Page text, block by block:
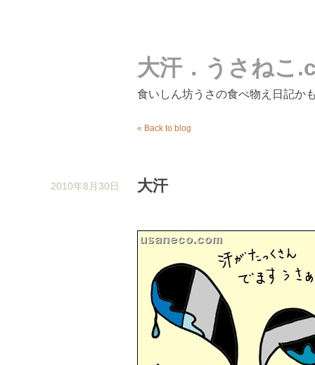
大汗．うさねこ
食いしん坊うさの食べ物え日記か
« Back to blog
2010年8月30日 大汗